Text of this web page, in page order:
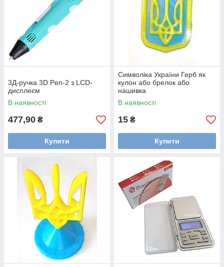
3Д-ручка 3D Pen-2 з LCD-
дисплеєм
В наявності
477,90 ₴
Купити
Символіка України Герб як
кулон або брелок або
нашивка
В наявності
15 ₴
Купити